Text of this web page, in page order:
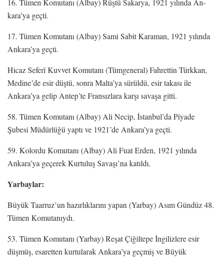
16. Tümen Komutanı (Albay) Rüştü Sakarya, 1921 yılında An-
kara’ya geçti.
17. Tümen Komutanı (Albay) Sami Sabit Karaman, 1921 yılında
Ankara’ya geçti.
Hicaz Seferî Kuvvet Komutanı (Tümgeneral) Fahrettin Türkkan,
Medine’de esir düştü, sonra Malta’ya sürüldü, esir takası ile
Ankara’ya gelip Antep’te Fransızlara karşı savaşa gitti.
58. Tümen Komutanı (Albay) Ali Necip, İstanbul’da Piyade
Şubesi Müdürlüğü yaptı ve 1921’de Ankara’ya geçti.
59. Kolordu Komutanı (Albay) Ali Fuat Erden, 1921 yılında
Ankara’ya geçerek Kurtuluş Savaşı’na katıldı.
Yarbaylar:
Büyük Taarruz’un hazırlıklarını yapan (Yarbay) Asım Gündüz 48.
Tümen Komutanıydı.
53. Tümen Komutanı (Yarbay) Reşat Çiğiltepe İngilizlere esir
düşmüş, esaretten kurtularak Ankara’ya geçmiş ve Büyük